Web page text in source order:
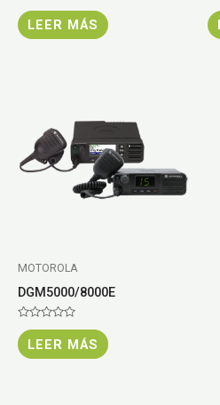
Valorado
con
0
de
LEER MÁS
con
0
de
MOTOROLA
DGM5000/8000E
Valorado
con
0
de
LEER MÁS